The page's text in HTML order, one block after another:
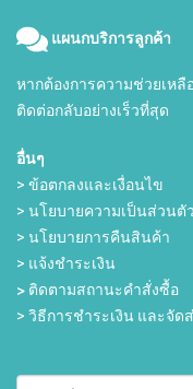
แผนกบริการลูกค้า
หากต้องการความช่วยเหลื
ติดต่อกลับอย่างเร็วที่สุด
อื่นๆ
> ข้อตกลงและเงื่อนไข
> นโยบายความเป็นส่วนตัว
> นโยบายการคืนสินค้า
> แจ้งชำระเงิน
> ติดตามสถานะคำสั่งซื้อ
> วิธีการชำระเงิน และจัด